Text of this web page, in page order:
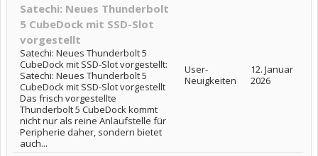
Satechi: Neues Thunderbolt
5 CubeDock mit SSD-Slot
vorgestellt
Satechi: Neues Thunderbolt 5
CubeDock mit SSD-Slot vorgestellt:
Satechi: Neues Thunderbolt 5
CubeDock mit SSD-Slot vorgestellt
Das frisch vorgestellte
Thunderbolt 5 CubeDock kommt
nicht nur als reine Anlaufstelle für
Peripherie daher, sondern bietet
auch...
User-
Neuigkeiten
12. Januar
2026